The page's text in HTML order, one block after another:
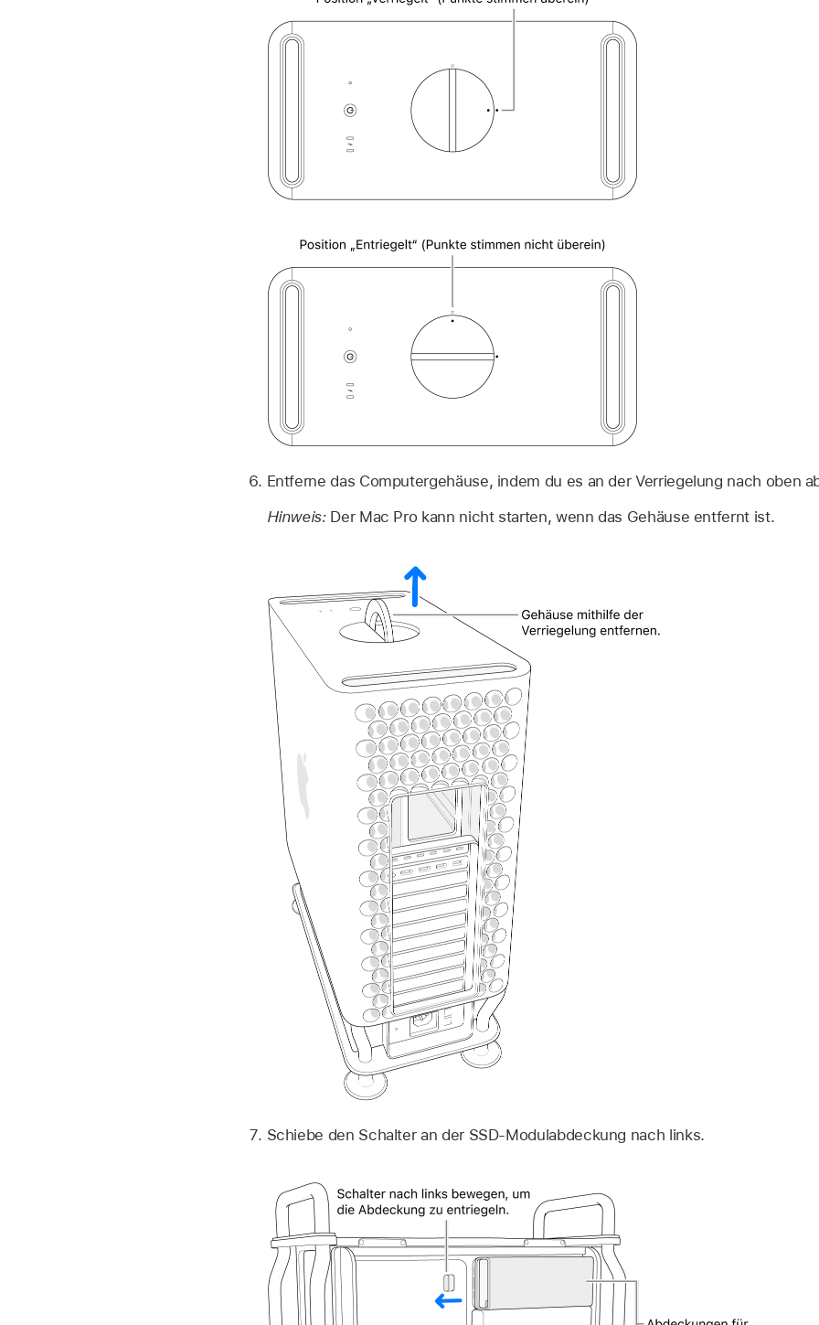
Entferne das Computergehäuse, indem du es an der Verriegelung nach oben
Hinweis: Der Mac Pro kann nicht starten, wenn das Gehäuse entfernt ist.
Schiebe den Schalter an der SSD-Modulabdeckung nach links.